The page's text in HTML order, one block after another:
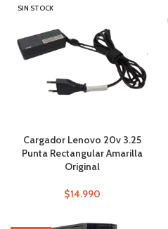
SIN STOCK
Cargador Lenovo 20v 3.25
Punta Rectangular Amarilla
Original
$14.990